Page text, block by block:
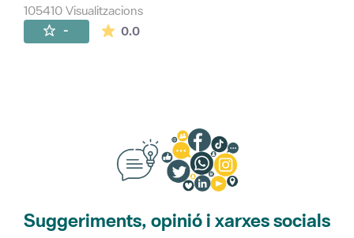
105410 Visualitzacions
- 0.0La mitjana de les valoracions és de 0
Suggeriments, opinió i xarxes socials